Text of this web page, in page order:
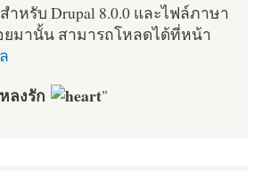
หรับ Drupal 8.0.0 และไฟล์ภาษา
มานั้น สามารถโหลดได้ที่หน้า
ลงรัก "